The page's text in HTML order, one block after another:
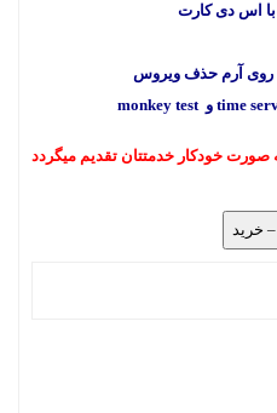
اس دی کارت
روی آرم حذف ویروس
صورت خودکار خدمتتان تقدیم میگردد